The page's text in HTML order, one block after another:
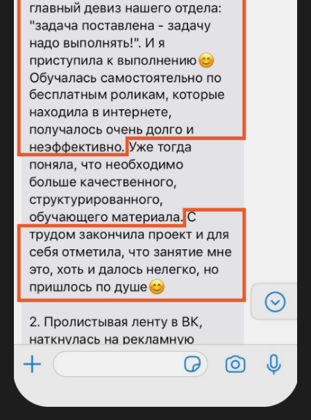
Публичная оферта
Дополнительная общеобразовательная программа
Лицензия на осуществление образовательной деятельности
Согласие на получение информационной и рекламной рассылки
Согласие на обработку персональных данных
Политика обработки персональных данных